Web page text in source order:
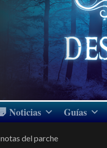
Noticias Guías
notas del parche